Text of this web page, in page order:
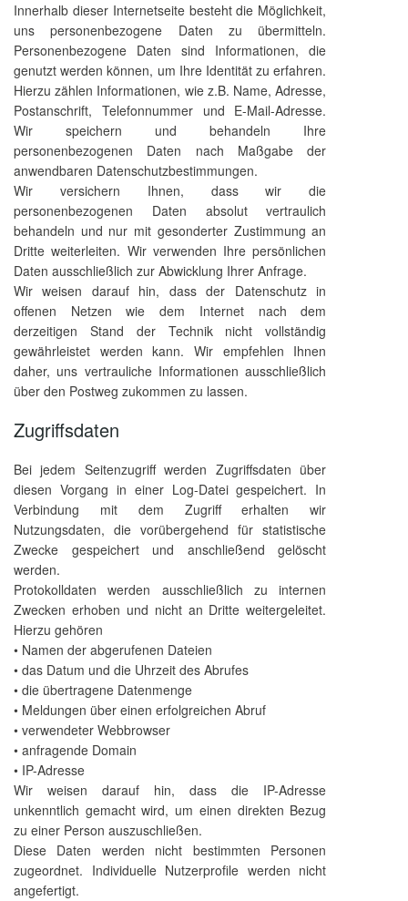
Innerhalb dieser Internetseite besteht die Möglichkeit,
uns personenbezogene Daten zu übermitteln.
Personenbezogene Daten sind Informationen, die
genutzt werden können, um Ihre Identität zu erfahren.
Hierzu zählen Informationen, wie z.B. Name, Adresse,
Postanschrift, Telefonnummer und E-Mail-Adresse.
Wir speichern und behandeln Ihre
personenbezogenen Daten nach Maßgabe der
anwendbaren Datenschutzbestimmungen.
Wir versichern Ihnen, dass wir die
personenbezogenen Daten absolut vertraulich
behandeln und nur mit gesonderter Zustimmung an
Dritte weiterleiten. Wir verwenden Ihre persönlichen
Daten ausschließlich zur Abwicklung Ihrer Anfrage.
Wir weisen darauf hin, dass der Datenschutz in
offenen Netzen wie dem Internet nach dem
derzeitigen Stand der Technik nicht vollständig
gewährleistet werden kann. Wir empfehlen Ihnen
daher, uns vertrauliche Informationen ausschließlich
über den Postweg zukommen zu lassen.
Zugriffsdaten
Bei jedem Seitenzugriff werden Zugriffsdaten über
diesen Vorgang in einer Log-Datei gespeichert. In
Verbindung mit dem Zugriff erhalten wir
Nutzungsdaten, die vorübergehend für statistische
Zwecke gespeichert und anschließend gelöscht
werden.
Protokolldaten werden ausschließlich zu internen
Zwecken erhoben und nicht an Dritte weitergeleitet.
Hierzu gehören
• Namen der abgerufenen Dateien
• das Datum und die Uhrzeit des Abrufes
• die übertragene Datenmenge
• Meldungen über einen erfolgreichen Abruf
• verwendeter Webbrowser
• anfragende Domain
• IP-Adresse
Wir weisen darauf hin, dass die IP-Adresse
unkenntlich gemacht wird, um einen direkten Bezug
zu einer Person auszuschließen.
Diese Daten werden nicht bestimmten Personen
zugeordnet. Individuelle Nutzerprofile werden nicht
angefertigt.